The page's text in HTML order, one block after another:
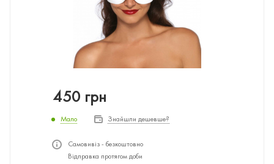
450 грн
Мало Знайшли дешевше?
Самовивіз - безкоштовно
Відправка протягом доби